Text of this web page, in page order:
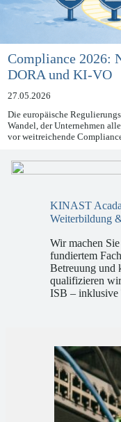
Compliance 2026:
DORA und KI-VO
27.05.2026
Die europäische
Wandel, der Unternehmen
KINAST
Wir machen
fundiertem
Betreuung und
qualifizieren